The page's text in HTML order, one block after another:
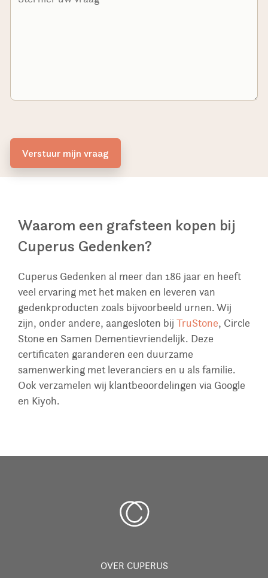
Verstuur mijn vraag
Waarom een grafsteen kopen bij
Cuperus Gedenken?
Cuperus Gedenken al meer dan 186 jaar en heeft
veel ervaring met het maken en leveren van
gedenkproducten zoals bijvoorbeeld urnen. Wij
zijn, onder andere, aangesloten bij TruStone, Circle
Stone en Samen Dementievriendelijk. Deze
certificaten garanderen een duurzame
samenwerking met leveranciers en u als familie.
Ook verzamelen wij klantbeoordelingen via Google
en Kiyoh.
OVER CUPERUS